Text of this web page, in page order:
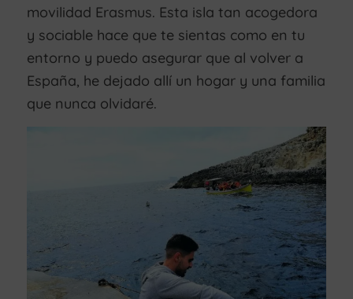
movilidad Erasmus. Esta isla tan acogedora
y sociable hace que te sientas como en tu
entorno y puedo asegurar que al volver a
España, he dejado allí un hogar y una familia
que nunca olvidaré.